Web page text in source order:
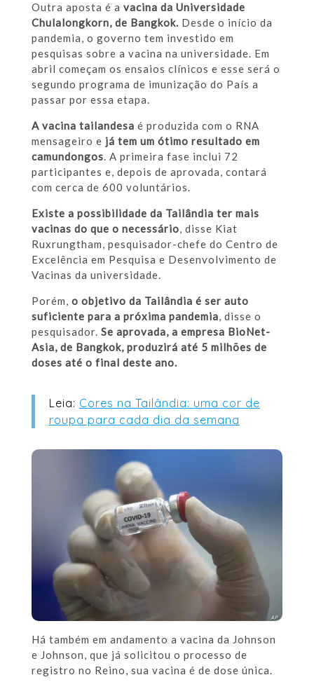
Outra aposta é a vacina da Universidade
Chulalongkorn, de Bangkok. Desde o início da
pandemia, o governo tem investido em
pesquisas sobre a vacina na universidade. Em
abril começam os ensaios clínicos e esse será o
segundo programa de imunização do País a
passar por essa etapa.
A vacina tailandesa é produzida com o RNA
mensageiro e já tem um ótimo resultado em
camundongos. A primeira fase inclui 72
participantes e, depois de aprovada, contará
com cerca de 600 voluntários.
Existe a possibilidade da Tailândia ter mais
vacinas do que o necessário, disse Kiat
Ruxrungtham, pesquisador-chefe do Centro de
Excelência em Pesquisa e Desenvolvimento de
Vacinas da universidade.
Porém, o objetivo da Tailândia é ser auto
suficiente para a próxima pandemia, disse o
pesquisador. Se aprovada, a empresa BioNet-
Asia, de Bangkok, produzirá até 5 milhões de
doses até o final deste ano.
Leia: Cores na Tailândia: uma cor de
roupa para cada dia da semana
Há também em andamento a vacina da Johnson
e Johnson, que já solicitou o processo de
registro no Reino, sua vacina é de dose única.